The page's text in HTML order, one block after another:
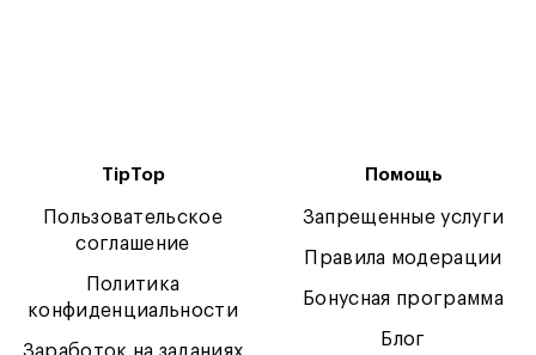
TipTop
Пользовательское
соглашение
Политика
конфиденциальности
Помощь
Запрещенные услуги
Правила модерации
Бонусная программа
Блог